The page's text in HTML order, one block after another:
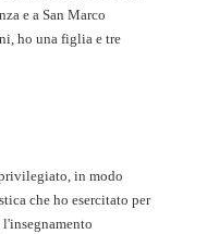
e a San Marco
ho una figlia e tre
in modo
che ho esercitato per